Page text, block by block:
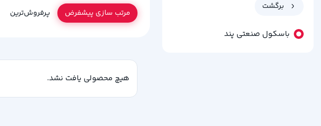
برگشت
باسکول صنعتی پند
مرتب سازی پیشفرض پرفروش‌ترین
هیچ محصولی یافت نشد.